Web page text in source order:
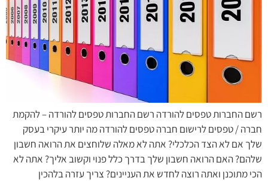
רשם החברות טפסים להורדה רשם החברות טפסים להורדה – להקמת
חברה / טפסים לרישום חברה טפסים להורדה מה יותר עיקרי בעסק
שלך אם לא הצד הכלכלי? אתה לא מאלה שלוחצים את הרואה חשבון
שלהם? האם הרואה חשבון שלך בדרך כלל פנוי וקשוב אליך? אתה לא
הכי מתוכנן ואתה רוצה לחדש את העניינים? צריך עזרה בלהכין